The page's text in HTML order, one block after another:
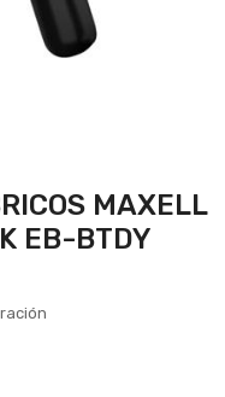
MAXELL
EB-BTDY